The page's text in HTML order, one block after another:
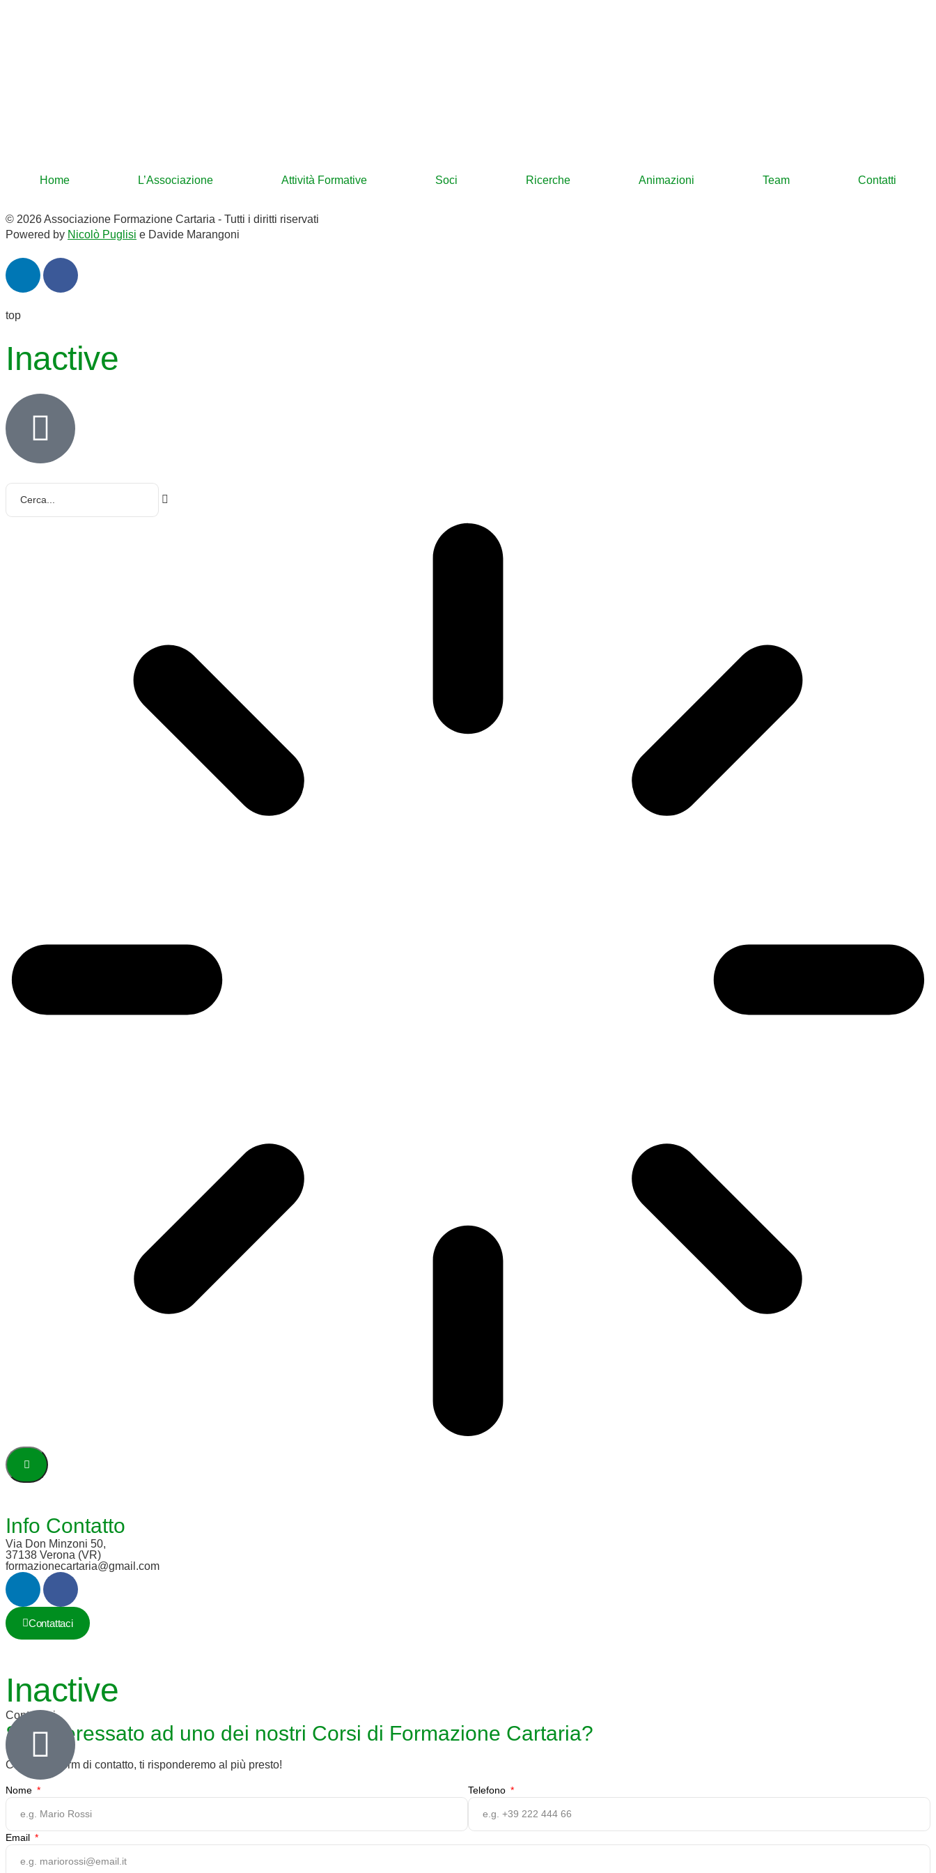
Home L’Associazione Attività Formative Soci Ricerche Animazioni Team Contatti
© 2026 Associazione Formazione Cartaria - Tutti i diritti riservati
Powered by Nicolò Puglisi e Davide Marangoni
top
Inactive
Info Contatto
Via Don Minzoni 50,
37138 Verona (VR)
formazionecartaria@gmail.com
Contattaci
Inactive
Contattaci
Sei interessato ad uno dei nostri Corsi di Formazione Cartaria?
Compila il form di contatto, ti risponderemo al più presto!
Nome Telefono
Email